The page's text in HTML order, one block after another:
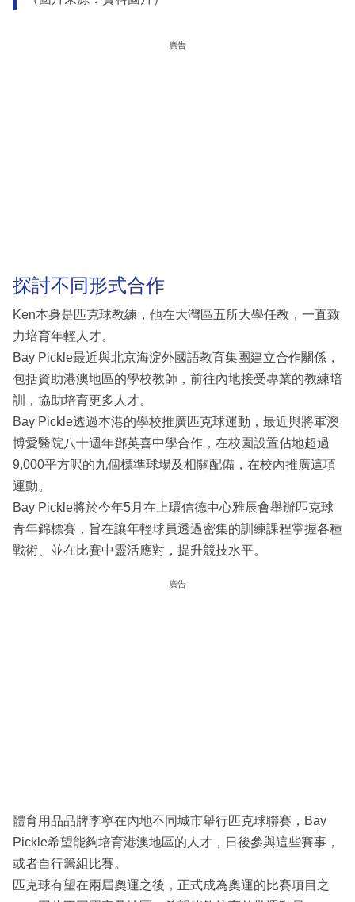
廣告
探討不同形式合作
Ken本身是匹克球教練，他在大灣區五所大學任教，一直致
力培育年輕人才。
Bay Pickle最近與北京海淀外國語教育集團建立合作關係，
包括資助港澳地區的學校教師，前往內地接受專業的教練培
訓，協助培育更多人才。
Bay Pickle透過本港的學校推廣匹克球運動，最近與將軍澳
博愛醫院八十週年鄧英喜中學合作，在校園設置佔地超過
9,000平方呎的九個標準球場及相關配備，在校內推廣這項
運動。
Bay Pickle將於今年5月在上環信德中心雅辰會舉辦匹克球
青年錦標賽，旨在讓年輕球員透過密集的訓練課程掌握各種
戰術、並在比賽中靈活應對，提升競技水平。
廣告
體育用品品牌李寧在內地不同城市舉行匹克球聯賽，Bay
Pickle希望能夠培育港澳地區的人才，日後參與這些賽事，
或者自行籌組比賽。
匹克球有望在兩屆奧運之後，正式成為奧運的比賽項目之